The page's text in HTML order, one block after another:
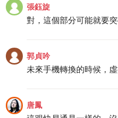
張鈺旋
對，這個部分可能就要突
郭貞吟
未來手機轉換的時候，
唐鳳